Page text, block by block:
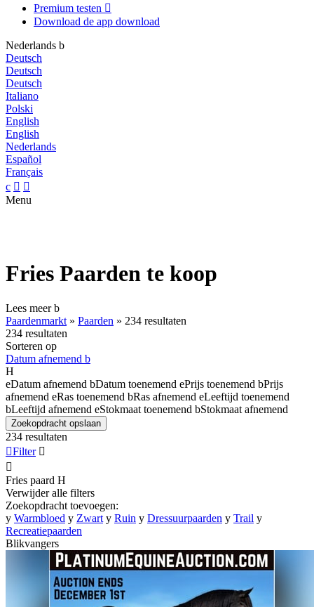
Premium testen 
Download de app download
Nederlands b
Deutsch
Deutsch
Deutsch
Italiano
Polski
English
English
Nederlands
Español
Français
c  
Menu
Fries Paarden te koop
Lees meerb
Paardenmarkt » Paarden » 234 resultaten
234 resultaten
Sorteren op
Datum afnemend b
H
eDatum afnemend bDatum toenemend ePrijs toenemend bPrijs
afnemend eRas toenemend bRas afnemend eLeeftijd toenemend
bLeeftijd afnemend eStokmaat toenemend bStokmaat afnemend
Zoekopdracht opslaan
234 resultaten
Filter 

Fries paard H
Verwijder alle filters
Zoekopdracht toevoegen:
y Warmbloed y Zwart y Ruin y Dressuurpaarden y Trail y
Recreatiepaarden
Blikvangers